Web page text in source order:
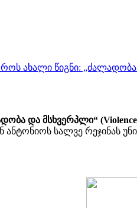
ახალი წიგნი: „ძალადობა
და მსხვერპლი“ (Violence
ანტონიოს სალვე რეჯინას